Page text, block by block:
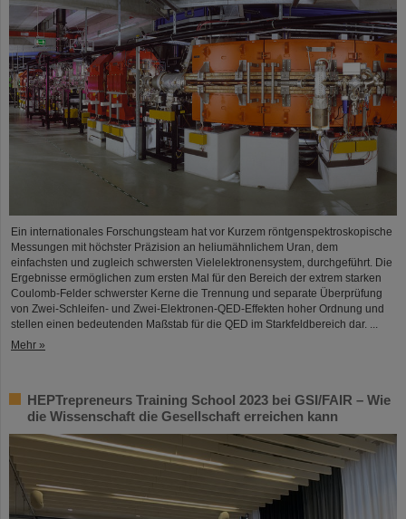
Ein internationales Forschungsteam hat vor Kurzem röntgenspektroskopische
Messungen mit höchster Präzision an heliumähnlichem Uran, dem
einfachsten und zugleich schwersten Vielelektronensystem, durchgeführt. Die
Ergebnisse ermöglichen zum ersten Mal für den Bereich der extrem starken
Coulomb-Felder schwerster Kerne die Trennung und separate Überprüfung
von Zwei-Schleifen- und Zwei-Elektronen-QED-Effekten hoher Ordnung und
stellen einen bedeutenden Maßstab für die QED im Starkfeldbereich dar. ...
Mehr »
HEPTrepreneurs Training School 2023 bei GSI/FAIR – Wie
die Wissenschaft die Gesellschaft erreichen kann